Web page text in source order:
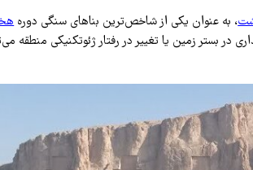
، به عنوان یکی از شاخص‌ترین بناهای سنگی دوره
در بستر زمین یا تغییر در رفتار ژئوتکنیکی منطقه